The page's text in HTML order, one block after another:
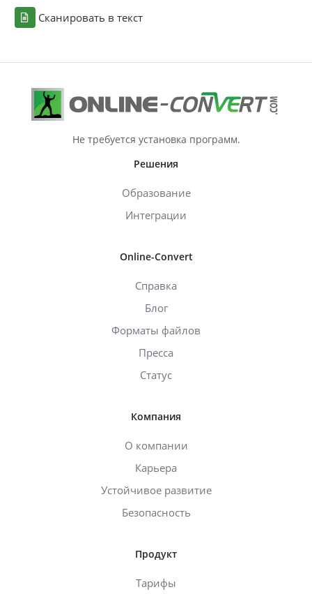
Сканировать в текст
Не требуется установка программ.
Решения
Образование
Интеграции
Online-Convert
Справка
Блог
Форматы файлов
Пресса
Статус
Компания
О компании
Карьера
Устойчивое развитие
Безопасность
Продукт
Тарифы